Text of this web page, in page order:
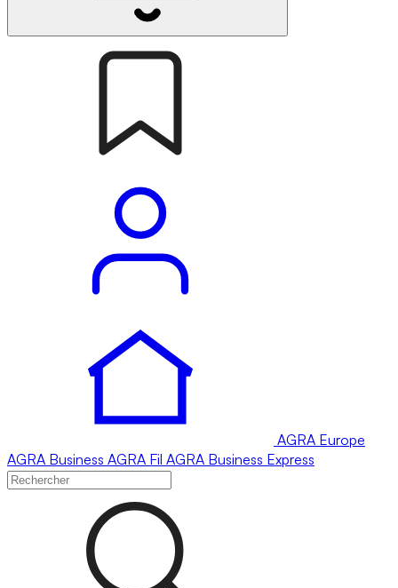
AGRA Europe
AGRA Business AGRA Fil AGRA Business Express